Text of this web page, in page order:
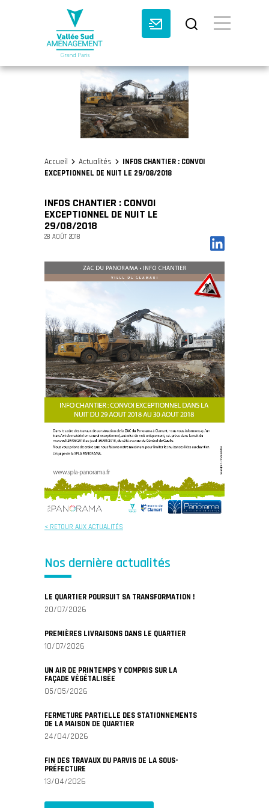
Accueil Actualités
INFOS CHANTIER : CONVOI
EXCEPTIONNEL DE NUIT LE 29/08/2018
INFOS CHANTIER : CONVOI
EXCEPTIONNEL DE NUIT LE
29/08/2018
28 AOÛT 2018
< RETOUR AUX ACTUALITÉS
Nos dernière actualités
LE QUARTIER POURSUIT SA TRANSFORMATION !
20/07/2026
PREMIÈRES LIVRAISONS DANS LE QUARTIER
10/07/2026
UN AIR DE PRINTEMPS Y COMPRIS SUR LA
FAÇADE VÉGÉTALISÉE
05/05/2026
FERMETURE PARTIELLE DES STATIONNEMENTS
DE LA MAISON DE QUARTIER
24/04/2026
FIN DES TRAVAUX DU PARVIS DE LA SOUS-
PRÉFECTURE
13/04/2026